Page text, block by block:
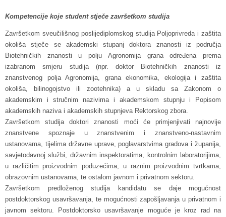
Kompetencije koje student stječe završetkom studija
Završetkom sveučilišnog poslijediplomskog studija Poljoprivreda i zaštita
okoliša stječe se akademski stupanj doktora znanosti iz područja
Biotehničkih znanosti u polju Agronomija grana određena prema
izabranom smjeru studija (npr. doktor Biotehničkih znanosti iz
znanstvenog polja Agronomija, grana ekonomika, ekologija i zaštita
okoliša, bilinogojstvo ili zootehnika) a u skladu sa Zakonom o
akademskim i stručnim nazivima i akademskom stupnju i Popisom
akademskih naziva i akademskih stupnjeva Rektorskog zbora.
Završetkom studija doktori znanosti moći će primjenjivati najnovije
znanstvene spoznaje u znanstvenim i znanstveno-nastavnim
ustanovama, tijelima državne uprave, poglavarstvima gradova i županija,
savjetodavnoj službi, državnim inspektoratima, kontrolnim laboratorijima,
u različitim proizvodnim poduzećima, u raznim proizvodnim tvrtkama,
obrazovnim ustanovama, te ostalom javnom i privatnom sektoru.
Završetkom predloženog studija kandidatu se daje mogućnost
postdoktorskog usavršavanja, te mogućnosti zapošljavanja u privatnom i
javnom sektoru. Postdoktorsko usavršavanje moguće je kroz rad na